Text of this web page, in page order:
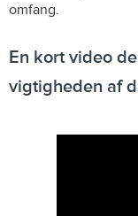
omfang.
En kort video
vigtigheden af